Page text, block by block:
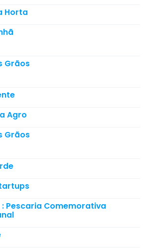
Horta
Grãos
Agro
Grãos
: Pescaria Comemorativa